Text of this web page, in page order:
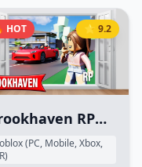
利用收益购买更高级
、升级传送带，并解
有的传说级生物，甚
在离线时也能打造属于
庞大钓鱼帝国！
HOT ⭐ 9.2
RP
鲁克海文)
(PC, Mobile, Xbox,